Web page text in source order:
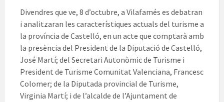
Divendres que ve, 8 d’octubre, a Vilafamés es debatran
i analitzaran les característiques actuals del turisme a
la província de Castelló, en un acte que comptarà amb
la presència del President de la Diputació de Castelló,
José Martí; del Secretari Autonòmic de Turisme i
President de Turisme Comunitat Valenciana, Francesc
Colomer; de la Diputada provincial de Turisme,
Virginia Martí; i de l’alcalde de l’Ajuntament de